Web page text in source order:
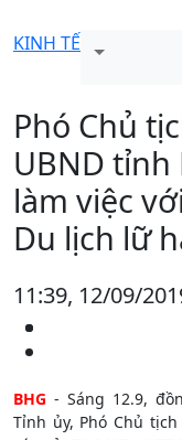
KINH TẾ
Phó Chủ
UBND
làm việc
Du lịch lữ
11:39, 12/09/
BHG - Sáng 12.9,
Tỉnh ủy, Phó Chủ